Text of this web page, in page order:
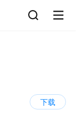
下载